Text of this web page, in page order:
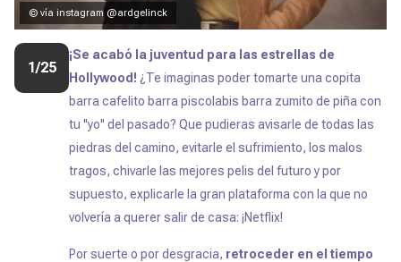
© vía instagram @ardgelinck
1/25
¡Se acabó la juventud para las estrellas de
Hollywood! ¿Te imaginas poder tomarte una copita
barra cafelito barra piscolabis barra zumito de piña con
tu ''yo'' del pasado? Que pudieras avisarle de todas las
piedras del camino, evitarle el sufrimiento, los malos
tragos, chivarle las mejores pelis del futuro y por
supuesto, explicarle la gran plataforma con la que no
volvería a querer salir de casa: ¡Netflix!
Por suerte o por desgracia, retroceder en el tiempo